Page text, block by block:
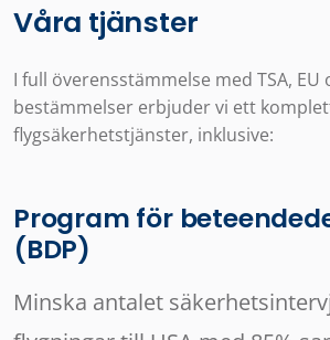
Våra tjänster
I full överensstämmelse med TSA, EU
bestämmelser erbjuder vi ett
flygsäkerhetstjänster, inklusive:
Program för
(BDP)
Minska antalet